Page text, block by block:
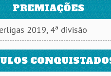
PREMIAÇÕES
2019, 4ª divisão